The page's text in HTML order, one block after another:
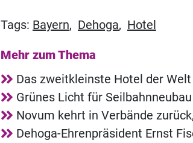
Tags: Bayern, Dehoga, Hotel
Mehr zum Thema
Das zweitkleinste Hotel der Welt
Grünes Licht für
Novum kehrt in Verbände
Dehoga-Ehrenpräsident Ernst